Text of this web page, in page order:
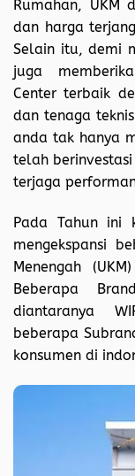
Rumahan, UKM
dan harga
Selain itu, demi
juga
Center terbaik
dan tenaga
anda tak hanya
telah
terjaga
Pada Tahun ini
mengekspansi
Menengah
Beberapa
diantaranya
beberapa
konsumen di